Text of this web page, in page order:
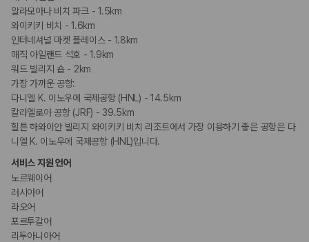
알라모아나 비치 파크 - 1.5km
와이키키 비치 - 1.6km
인터네셔널 마켓 플레이스 - 1.8km
매직 아일랜드 석호 - 1.9km
워드 빌리지 숍 - 2km
가장 가까운 공항:
다니엘 K. 이노우에 국제공항 (HNL) - 14.5km
칼라엘로아 공항 (JRF) - 39.5km
힐튼 하와이안 빌리지 와이키키 비치 리조트에서 가장 이용하기 좋은 공항은 다
니엘 K. 이노우에 국제공항 (HNL)입니다.
서비스 지원 언어
노르웨이어
러시아어
라오어
포르투갈어
리투아니아어